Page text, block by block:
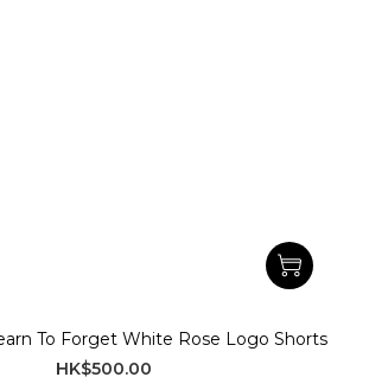
To Forget White Rose Logo Shorts
HK$500.00